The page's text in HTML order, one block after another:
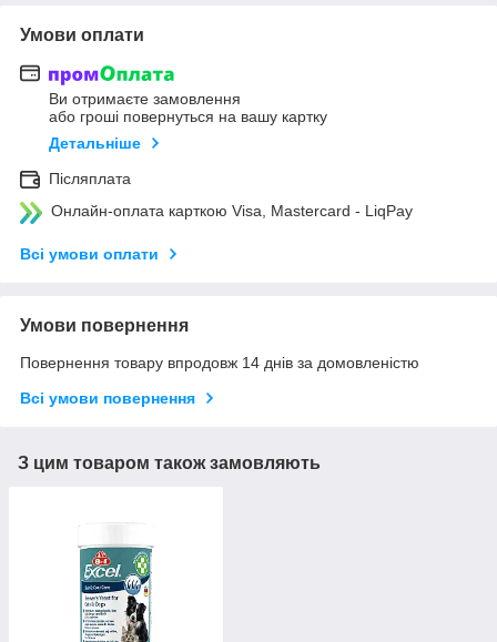
Умови оплати
Ви отримаєте замовлення
або гроші повернуться на вашу картку
Детальніше
Післяплата
Онлайн-оплата карткою Visa, Mastercard - LiqPay
Всі умови оплати
Умови повернення
Повернення товару впродовж 14 днів за домовленістю
Всі умови повернення
З цим товаром також замовляють